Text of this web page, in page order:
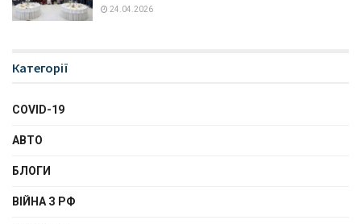
24.04.2026
Категорії
COVID-19
АВТО
БЛОГИ
ВІЙНА З РФ